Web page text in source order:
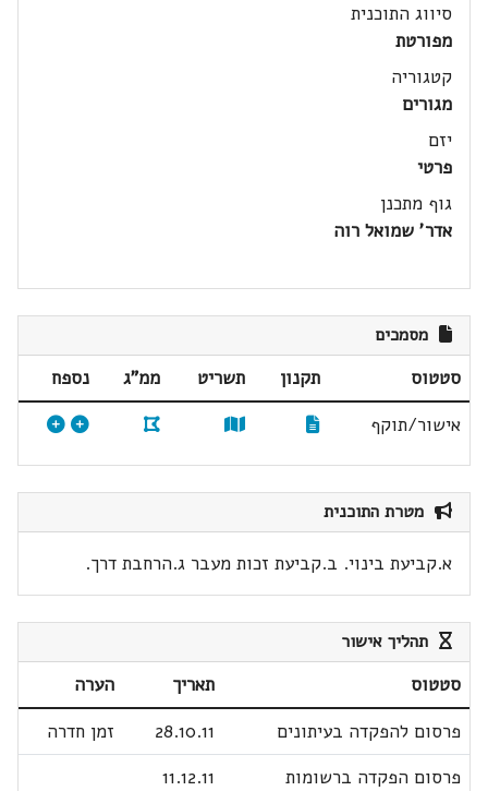
סיווג התוכנית
מפורטת
קטגוריה
מגורים
יזם
פרטי
גוף מתכנן
אדר' שמואל רוה
מסמכים
סטטוס תקנון תשריט ממ"ג
נספח
אישור/תוקף
מטרת התוכנית
א.קביעת בינוי. ב.קביעת זכות מעבר ג.הרחבת דרך.
תהליך אישור
סטטוס תאריך
הערה
פרסום להפקדה בעיתונים
28.10.11
זמן חדרה
פרסום הפקדה ברשומות
11.12.11